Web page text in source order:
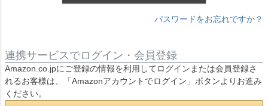
パスワードをお忘れですか？
連携サービスでログイン・会員登録
Amazon.co.jpにご登録の情報を利用してログインまたは会員登録さ
れるお客様は、「Amazonアカウントでログイン」ボタンよりお進み
ください。